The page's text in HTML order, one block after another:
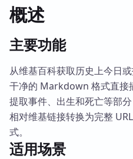
概述
主要功能
从维基百科获取历史上今日
干净的 Markdown 格式直接
提取事件、出生和死亡等部
相对维基链接转换为完整
式。
适用场景